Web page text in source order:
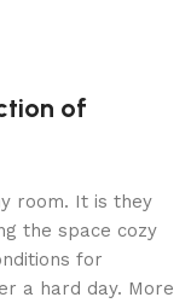
of
room. It is they
the space cozy
for
a hard day. More